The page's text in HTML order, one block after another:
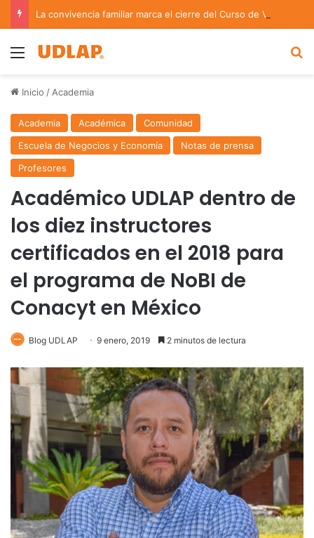
Menu
Inicio / Academia
Academia Académica
Comunidad
Escuela de Negocios y Economía
Notas de prensa
Profesores
Académico UDLAP dentro de
los diez instructores
certificados en el 2018 para
el programa de NoBI de
Conacyt en México
Blog UDLAP 9 enero, 2019 2 minutos de lectura